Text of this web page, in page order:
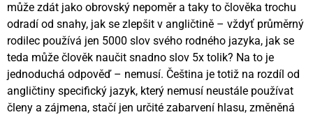
může zdát jako obrovský nepoměr a taky to člověka trochu
odradí od snahy, jak se zlepšit v angličtině – vždyť průměrný
rodilec používá jen 5000 slov svého rodného jazyka, jak se
teda může člověk naučit snadno slov 5x tolik? Na to je
jednoduchá odpověď – nemusí. Čeština je totiž na rozdíl od
angličtiny specifický jazyk, který nemusí neustále používat
členy a zájmena, stačí jen určité zabarvení hlasu, změněná